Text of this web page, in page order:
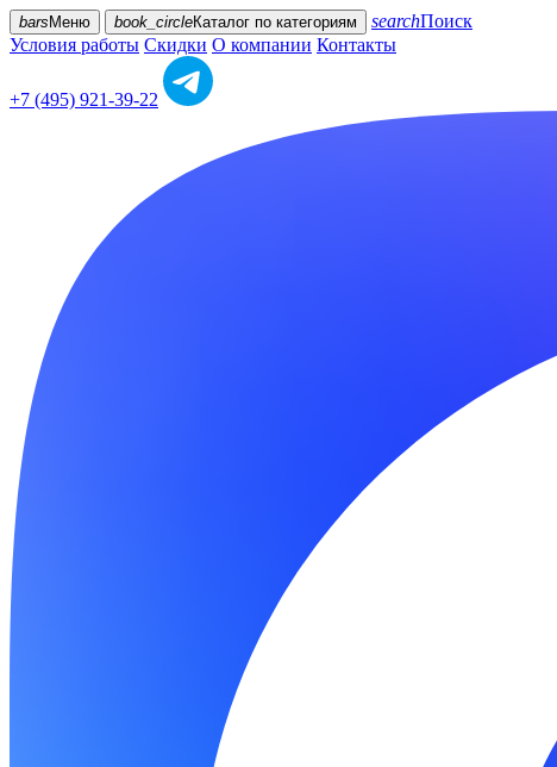
bars Меню book_circleКаталог по категориям searchПоиск
Условия работы Скидки О компании Контакты
+7 (495) 921-39-22